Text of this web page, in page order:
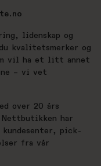
lidenskap og
kvalitetsmerker og
vil ha et litt annet
– vi vet
over 20 års
har
kundesenter, pick-
fra vår